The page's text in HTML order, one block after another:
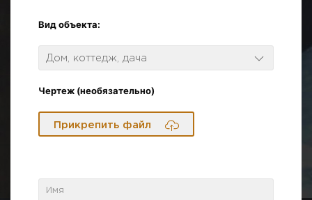
Вид объекта:
Дом, коттедж, дача
Чертеж (необязательно)
Прикрепить файл